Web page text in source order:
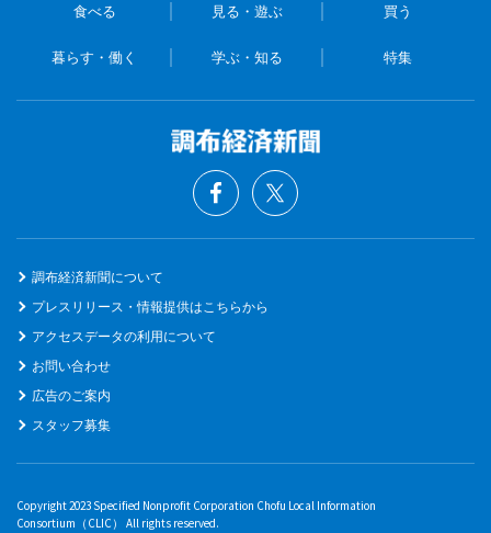
食べる 見る・遊ぶ 買う
暮らす・働く 学ぶ・知る 特集
調布経済新聞について
プレスリリース・情報提供はこちらから
アクセスデータの利用について
お問い合わせ
広告のご案内
スタッフ募集
Copyright 2023 Specified Nonprofit Corporation Chofu Local Information
Consortium（CLIC） All rights reserved.